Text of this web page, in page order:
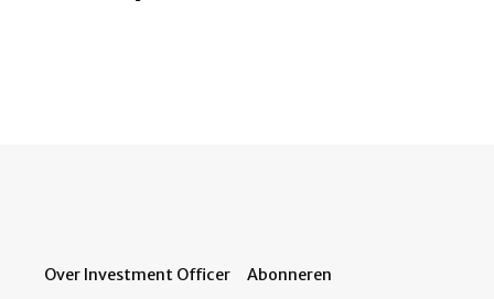
Over Investment Officer Abonneren